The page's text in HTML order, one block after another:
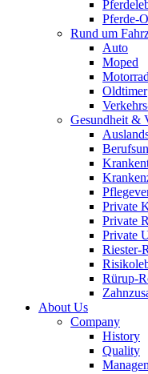
Pferde-
Rund um
Auto
Moped
Motorrad
Oldtimer
Gesundheit &
Private
Private
Private
Riester-
Rürup-
About Us
Company
History
Quality